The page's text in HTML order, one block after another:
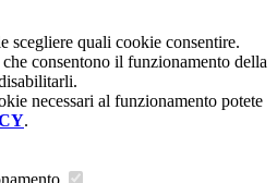
scegliere quali cookie consentire.
consentono il funzionamento della
necessari al funzionamento potete
.